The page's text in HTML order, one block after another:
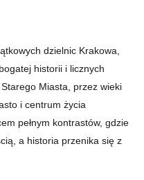
dzielnic Krakowa,
historii i licznych
Miasta, przez wieki
i centrum życia
pełnym kontrastów, gdzie
a historia przenika się z